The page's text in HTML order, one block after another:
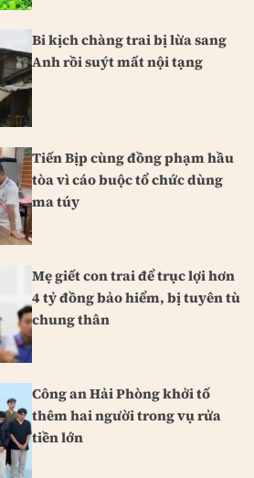
Bi kịch chàng trai bị lừa sang
Anh rồi suýt mất nội tạng
Tiến Bịp cùng đồng phạm hầu
tòa vì cáo buộc tổ chức dùng
ma túy
Mẹ giết con trai để trục lợi hơn
4 tỷ đồng bảo hiểm, bị tuyên tù
chung thân
Công an Hải Phòng khởi tố
thêm hai người trong vụ rửa
tiền lớn